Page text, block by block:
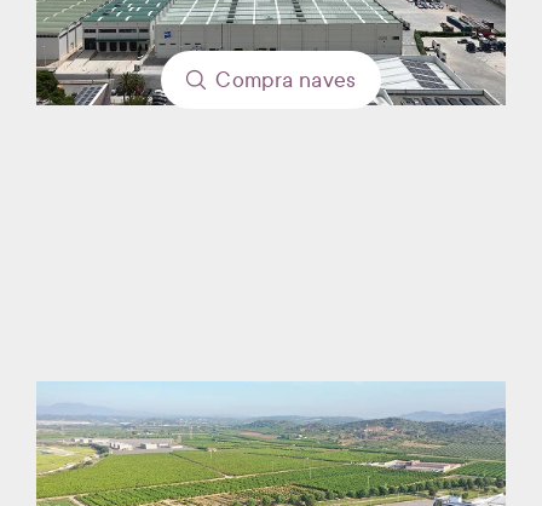
Compra naves